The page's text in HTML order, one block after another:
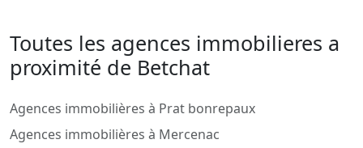
Toutes les agences immobilieres a
proximité de Betchat
Agences immobilières à Prat bonrepaux
Agences immobilières à Mercenac